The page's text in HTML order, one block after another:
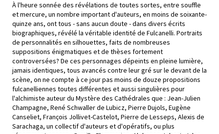
À l'heure sonnée des révélations de toutes sortes, entre souffle
et mercure, un nombre important d'auteurs, en moins de soixante-
quinze ans, ont tous - sans aucun doute - dans divers écrits
biographiques, révélé la véritable identité de Fulcanelli. Portraits
de personnalités en silhouettes, faits de nombreuses
suppositions énigmatiques et de thèses fortement
controversées? De ces personnages dépeints en pleine lumière,
jamais identiques, tous avancés contre leur gré sur le devant de la
scène, on ne compte à ce jour pas moins de douze propositions
fulcanelliennes toutes différentes et aussi singulières pour
l'alchimiste auteur du Mystère des Cathédrales que : Jean-Julien
Champagne, René Schwaller de Lubicz, Pierre Dujols, Eugène
Canseliet, François Jollivet-Castelot, Pierre de Lesseps, Alexis de
Sarachaga, un collectif d'auteurs et d'opératifs, ou plus